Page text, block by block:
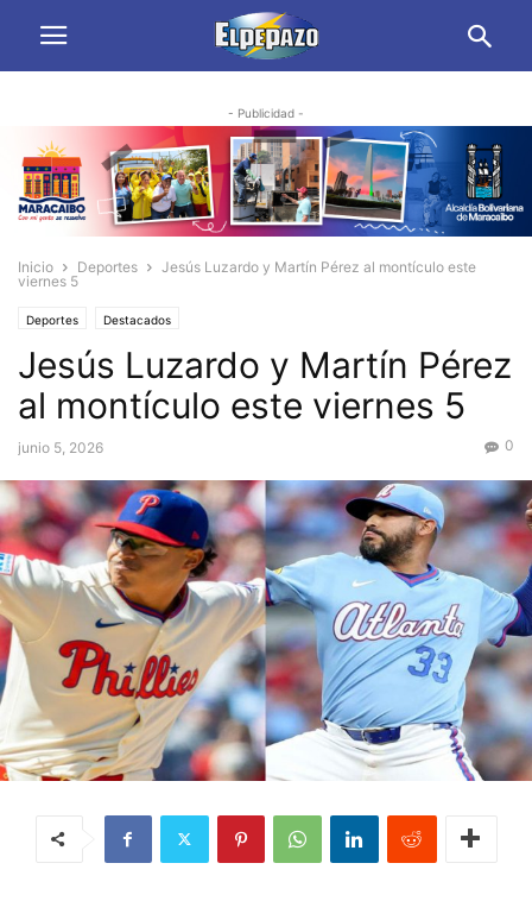
- Publicidad -
Inicio Deportes
Jesús Luzardo y Martín Pérez al montículo este
viernes 5
Deportes Destacados
Jesús Luzardo y Martín Pérez
al montículo este viernes 5
junio 5, 2026 0